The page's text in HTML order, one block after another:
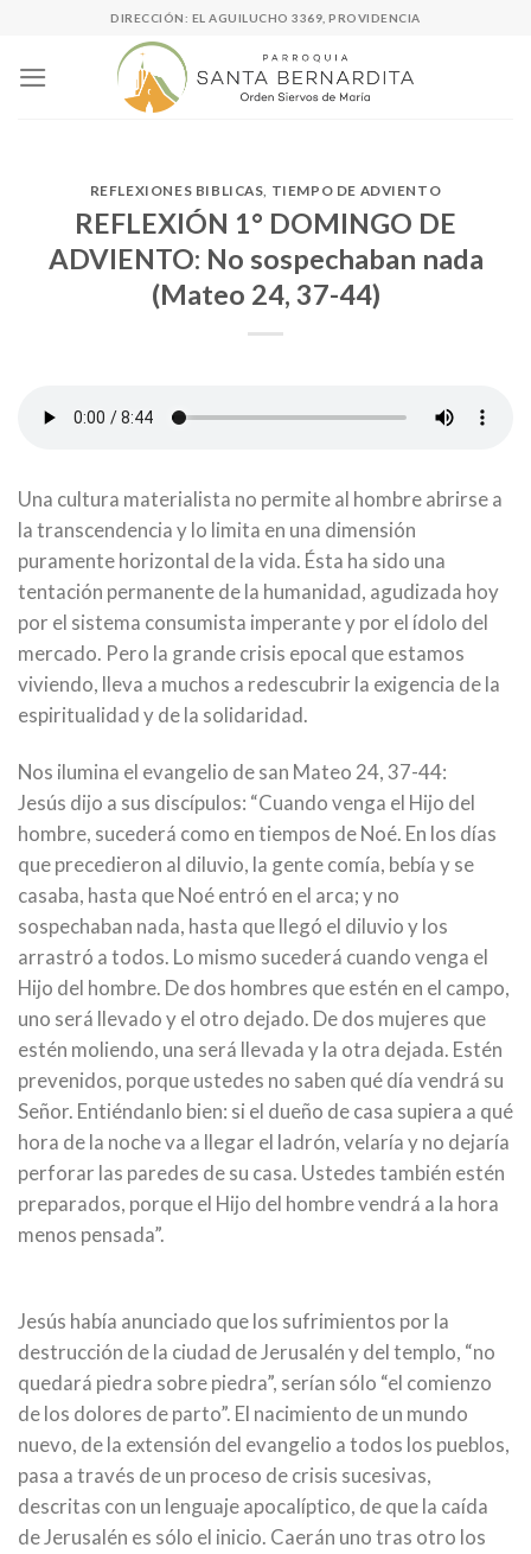
content
DIRECCIÓN: EL AGUILUCHO 3369, PROVIDENCIA
REFLEXIONES BIBLICAS, TIEMPO DE ADVIENTO
REFLEXIÓN 1° DOMINGO DE
ADVIENTO: No sospechaban nada
(Mateo 24, 37-44)
Una cultura materialista no permite al hombre abrirse a
la transcendencia y lo limita en una dimensión
puramente horizontal de la vida. Ésta ha sido una
tentación permanente de la humanidad, agudizada hoy
por el sistema consumista imperante y por el ídolo del
mercado. Pero la grande crisis epocal que estamos
viviendo, lleva a muchos a redescubrir la exigencia de la
espiritualidad y de la solidaridad.
Nos ilumina el evangelio de san Mateo 24, 37-44:
Jesús dijo a sus discípulos: “Cuando venga el Hijo del
hombre, sucederá como en tiempos de Noé. En los días
que precedieron al diluvio, la gente comía, bebía y se
casaba, hasta que Noé entró en el arca; y no
sospechaban nada, hasta que llegó el diluvio y los
arrastró a todos. Lo mismo sucederá cuando venga el
Hijo del hombre. De dos hombres que estén en el campo,
uno será llevado y el otro dejado. De dos mujeres que
estén moliendo, una será llevada y la otra dejada. Estén
prevenidos, porque ustedes no saben qué día vendrá su
Señor. Entiéndanlo bien: si el dueño de casa supiera a qué
hora de la noche va a llegar el ladrón, velaría y no dejaría
perforar las paredes de su casa. Ustedes también estén
preparados, porque el Hijo del hombre vendrá a la hora
menos pensada”.
Jesús había anunciado que los sufrimientos por la
destrucción de la ciudad de Jerusalén y del templo, “no
quedará piedra sobre piedra”, serían sólo “el comienzo
de los dolores de parto”. El nacimiento de un mundo
nuevo, de la extensión del evangelio a todos los pueblos,
pasa a través de un proceso de crisis sucesivas,
descritas con un lenguaje apocalíptico, de que la caída
de Jerusalén es sólo el inicio. Caerán uno tras otro los